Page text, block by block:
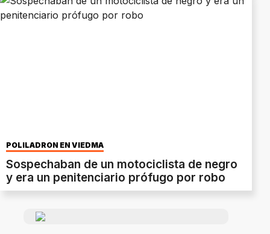
POLILADRON EN VIEDMA
Sospechaban de un motociclista de negro
y era un penitenciario prófugo por robo